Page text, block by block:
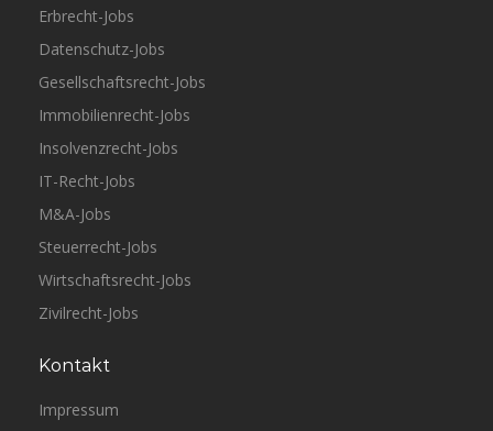
Erbrecht-Jobs
Datenschutz-Jobs
Gesellschaftsrecht-Jobs
Immobilienrecht-Jobs
Insolvenzrecht-Jobs
IT-Recht-Jobs
M&A-Jobs
Steuerrecht-Jobs
Wirtschaftsrecht-Jobs
Zivilrecht-Jobs
Kontakt
Impressum